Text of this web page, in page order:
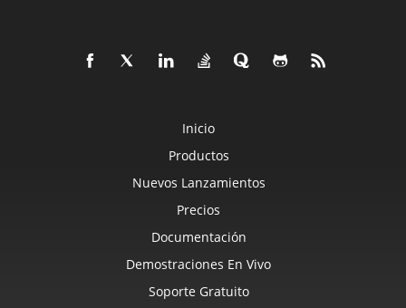
Inicio
Productos
Nuevos Lanzamientos
Precios
Documentación
Demostraciones En Vivo
Soporte Gratuito